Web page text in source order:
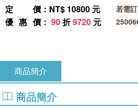
定價 ：NT$ 10800 元
優惠價 ： 90折9720 元
若需
商品簡介
商品簡介